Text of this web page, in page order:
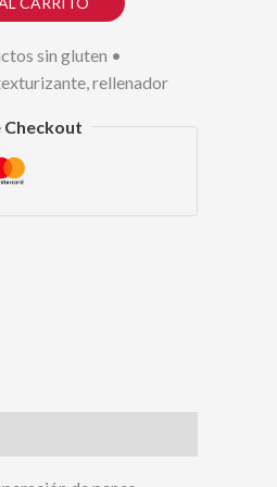
sin gluten •
rellenador
Checkout